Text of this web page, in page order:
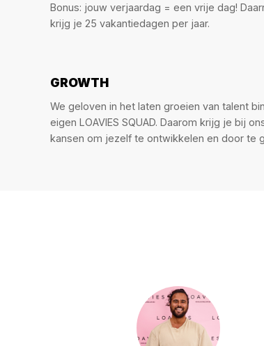
Bonus: jouw verjaardag = een vrije dag!
krijg je 25 vakantiedagen per jaar.
GROWTH
We geloven in het laten groeien van talent
eigen LOAVIES SQUAD. Daarom krijg je bij
kansen om jezelf te ontwikkelen en door te